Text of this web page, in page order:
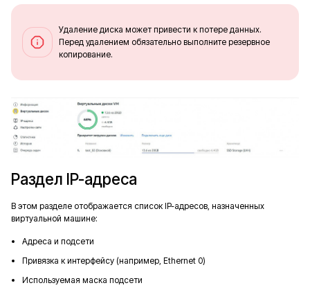
Удаление диска может привести к потере данных.
Перед удалением обязательно выполните резервное
копирование.
Раздел IP-адреса
В этом разделе отображается список IP-адресов, назначенных
виртуальной машине:
Адреса и подсети
Привязка к интерфейсу (например, Ethernet 0)
Используемая маска подсети